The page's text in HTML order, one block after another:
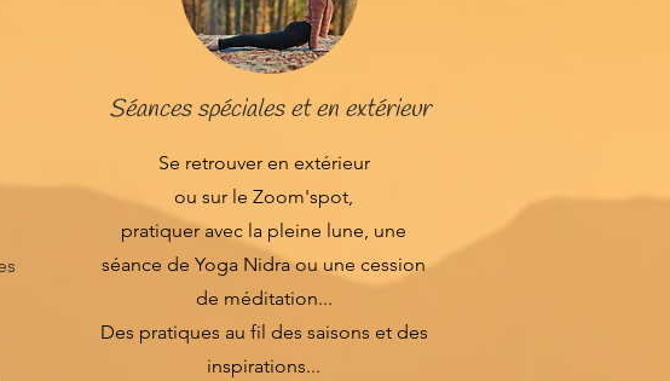
Séances spéciales et en extérieur
Se retrouver en extérieur
ou sur le Zoom'spot,
pratiquer avec la pleine lune, une
séance de Yoga Nidra ou une cession
de méditation...
Des pratiques au fil des saisons et des
inspirations...